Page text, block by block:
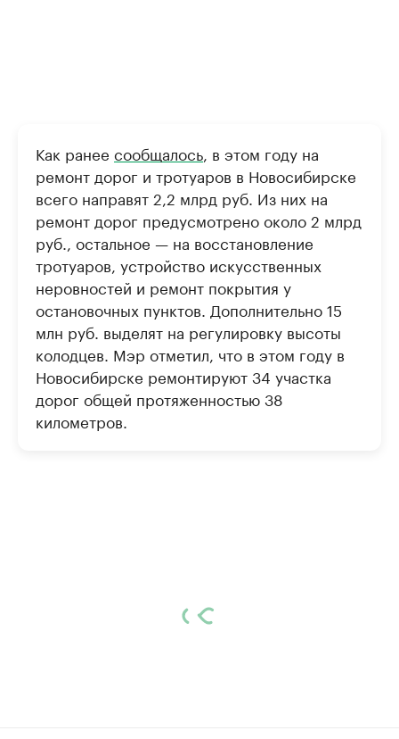
Как ранее сообщалось , в этом году на
ремонт дорог и тротуаров в Новосибирске
всего направят 2,2 млрд руб. Из них на
ремонт дорог предусмотрено около 2 млрд
руб., остальное — на восстановление
тротуаров, устройство искусственных
неровностей и ремонт покрытия у
остановочных пунктов. Дополнительно 15
млн руб. выделят на регулировку высоты
колодцев. Мэр отметил, что в этом году в
Новосибирске ремонтируют 34 участка
дорог общей протяженностью 38
километров.